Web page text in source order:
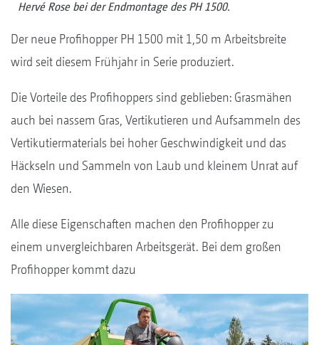
Hervé Rose bei der Endmontage des PH 1500.
Der neue Profihopper PH 1500 mit 1,50 m Arbeitsbreite
wird seit diesem Frühjahr in Serie produziert.
Die Vorteile des Profihoppers sind geblieben: Grasmähen
auch bei nassem Gras, Vertikutieren und Aufsammeln des
Vertikutiermaterials bei hoher Geschwindigkeit und das
Häckseln und Sammeln von Laub und kleinem Unrat auf
den Wiesen.
Alle diese Eigenschaften machen den Profihopper zu
einem unvergleichbaren Arbeitsgerät. Bei dem großen
Profihopper kommt dazu